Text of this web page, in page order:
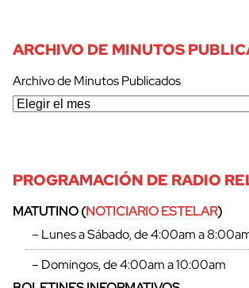
ARCHIVO DE MINUTOS
Archivo de Minutos Publicados
PROGRAMACIÓN DE RADIO
MATUTINO (NOTICIARIO ESTELAR)
– Lunes a Sábado, de 4:00am a
– Domingos, de 4:00am a 10:00am